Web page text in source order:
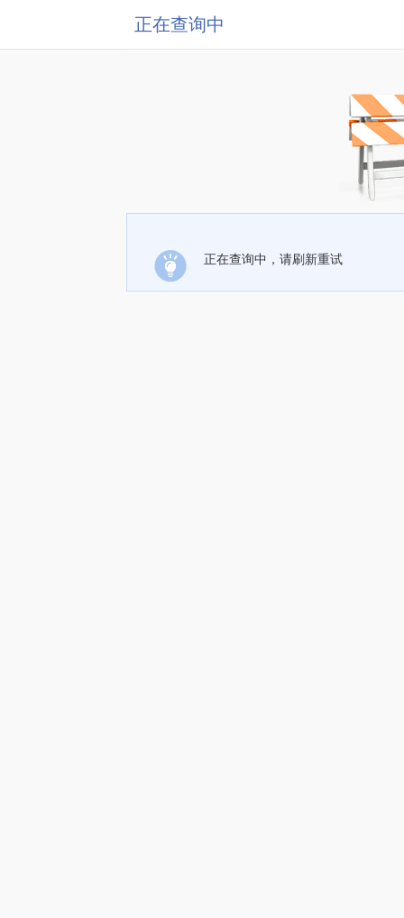
正在查询中
正在查询中，请刷新重试